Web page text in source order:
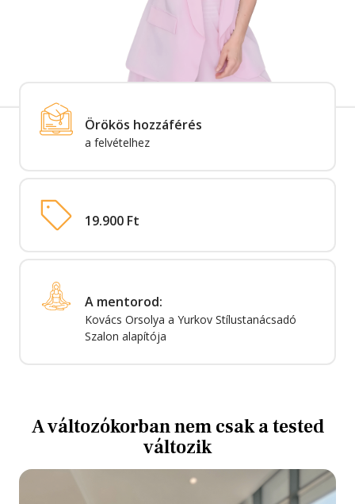
Örökös hozzáférés
a felvételhez
19.900 Ft
A mentorod:
Kovács Orsolya a Yurkov Stílustanácsadó
Szalon alapítója
A változókorban nem csak a tested
változik